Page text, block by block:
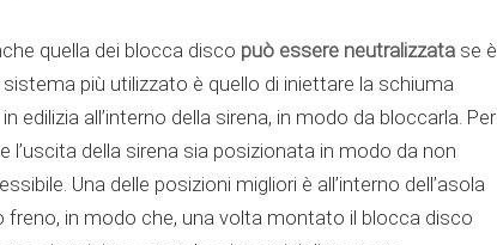
quella dei blocca disco può essere neutralizzata se è
sistema più utilizzato è quello di iniettare la schiuma
edilizia all’interno della sirena, in modo da bloccarla. Per
l’uscita della sirena sia posizionata in modo da non
Una delle posizioni migliori è all’interno dell’asola
freno, in modo che, una volta montato il blocca disco